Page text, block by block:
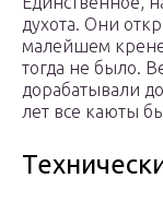
духота. Они
малейшем
тогда не было.
дорабатывали
лет все каюты